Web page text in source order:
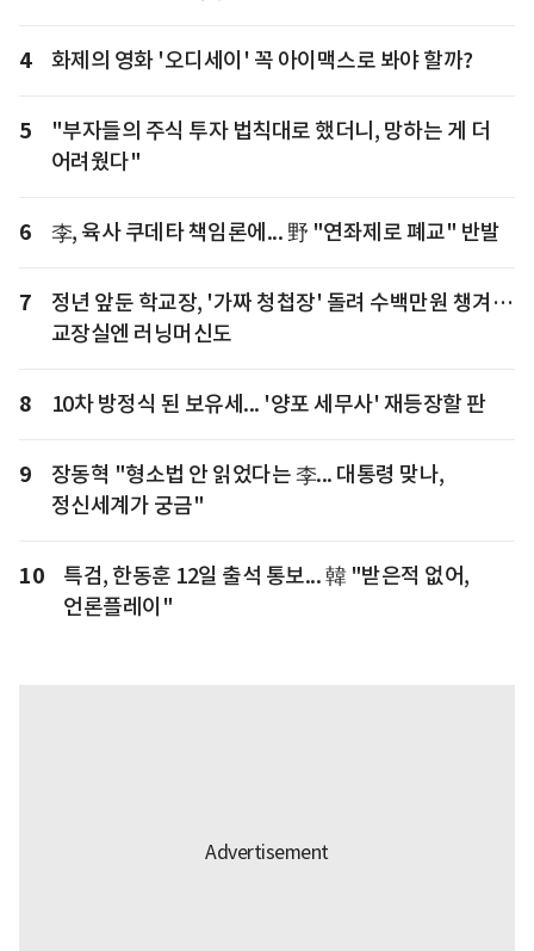
4 화제의 영화 '오디세이' 꼭 아이맥스로 봐야 할까?
5
"부자들의 주식 투자 법칙대로 했더니, 망하는 게 더
어려웠다"
6 李, 육사 쿠데타 책임론에... 野 "연좌제로 폐교" 반발
7
정년 앞둔 학교장, '가짜 청첩장' 돌려 수백만원 챙겨…
교장실엔 러닝머신도
8 10차 방정식 된 보유세... '양포 세무사' 재등장할 판
9
장동혁 "형소법 안 읽었다는 李... 대통령 맞나,
정신세계가 궁금"
10
특검, 한동훈 12일 출석 통보... 韓 "받은적 없어,
언론플레이"